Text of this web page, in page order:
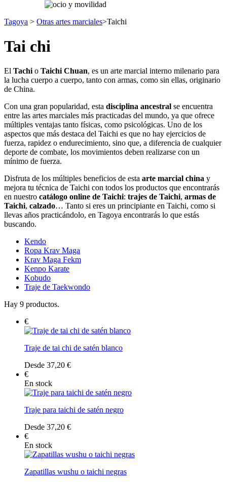
Tagoya > Otras artes marciales>Taichi
Tai chi
El Tachi o Taichi Chuan, es un arte marcial interno milenario para
la lucha cuerpo a cuerpo, tanto con armas, como sin ellas, originario
de China.
Con una gran popularidad, esta disciplina ancestral se encuentra
entre las artes marciales más practicadas del mundo, ya que ofrece
múltiples ventajas tanto físicas, como psicológicas. Uno de los
aspectos que más destaca del Taichi es que no hay ejercicios de
fuerza, rapidez o endurecimiento, sino que, a diferencia de cualquier
deporte de combate, los movimientos deben realizarse con un
mínimo de fuerza.
Disfruta de los múltiples beneficios de esta arte marcial china y
mejora tu técnica de Taichi con todos los productos que encontrarás
en nuestro catálogo online de Taichi: trajes de Taichi, armas de
Taichi, calzado… Tanto si eres un principiante en Taichi, como si
llevas años practicándolo, en Tagoya encontrarás lo que estás
buscando.
Kendo
Ropa Krav Maga
Krav Maga Fekm
Kenpo Karate
Kobudo
Traje de Taekwondo
Hay 9 productos.
€
Traje de tai chi de satén blanco
Desde 37,20 €
€
En stock
Traje para taichi de satén negro
Desde 37,20 €
€
En stock
Zapatillas wushu o taichi negras